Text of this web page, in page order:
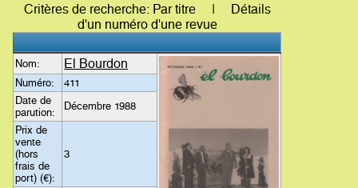
Critères de recherche: Par titre | Détails
d'un numéro d'une revue
Nom: El Bourdon
Numéro:
411
Date de
parution:
Décembre 1988
Prix de
vente
(hors
frais de
port) (€):
3